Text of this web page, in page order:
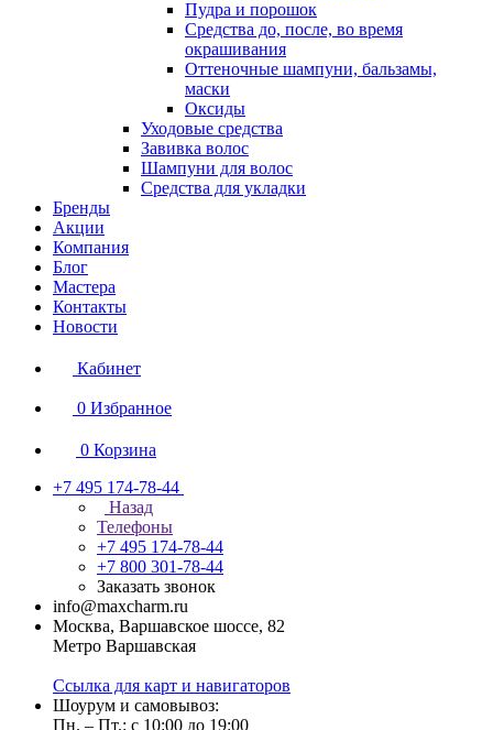
Пудра и порошок
Средства до, после, во время
окрашивания
Оттеночные шампуни, бальзамы,
маски
Оксиды
Уходовые средства
Завивка волос
Шампуни для волос
Средства для укладки
Бренды
Акции
Компания
Блог
Мастера
Контакты
Новости
Кабинет
0 Избранное
0 Корзина
+7 495 174-78-44
Назад
Телефоны
+7 495 174-78-44
+7 800 301-78-44
Заказать звонок
info@maxcharm.ru
Москва, Варшавское шоссе, 82
Метро Варшавская
Ссылка для карт и навигаторов
Шоурум и самовывоз:
Пн. – Пт.: с 10:00 до 19:00